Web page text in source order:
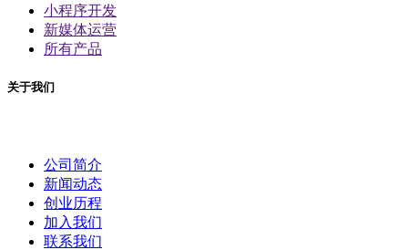
小程序开发
新媒体运营
所有产品
关于我们
公司简介
新闻动态
创业历程
加入我们
联系我们